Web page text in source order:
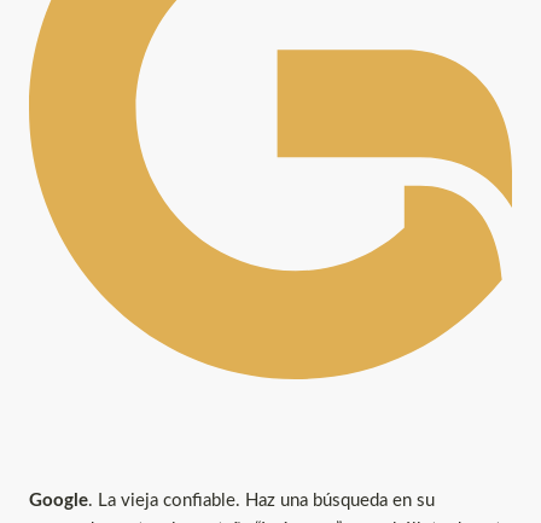
Google. La vieja confiable. Haz una búsqueda en su